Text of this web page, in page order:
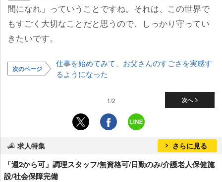
間になれ」っていうことですね。それは、この世界で
もすごく大切なことだと思うので、しっかり守ってい
きたいです。
次のページ
仕事を始めてみて、お父さんのすごさを実感す
るようになった
次へ
1/2
求人特集 さらに見る
「週2から可」調理スタッフ/無資格可/日勤のみ/介護老人保健施
設/社会保障完備